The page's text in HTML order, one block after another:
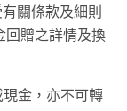
關條款及細則
回贈之詳情及換
金，亦不可轉